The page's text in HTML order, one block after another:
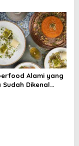
Alami yang
Sudah Dikenal